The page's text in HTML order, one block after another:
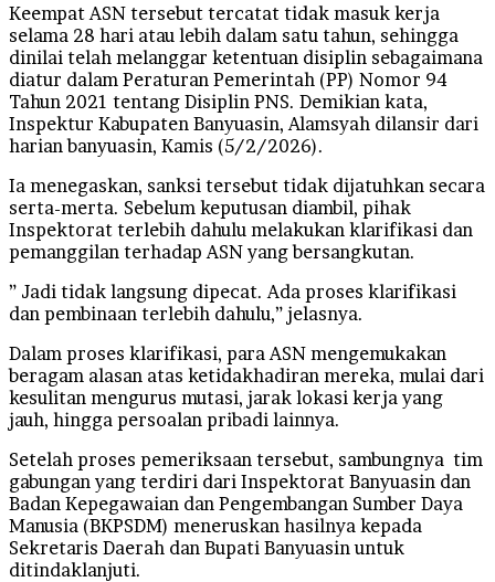
Keempat ASN tersebut tercatat tidak masuk kerja
selama 28 hari atau lebih dalam satu tahun, sehingga
dinilai telah melanggar ketentuan disiplin sebagaimana
diatur dalam Peraturan Pemerintah (PP) Nomor 94
Tahun 2021 tentang Disiplin PNS. Demikian kata,
Inspektur Kabupaten Banyuasin, Alamsyah dilansir dari
harian banyuasin, Kamis (5/2/2026).
Ia menegaskan, sanksi tersebut tidak dijatuhkan secara
serta-merta. Sebelum keputusan diambil, pihak
Inspektorat terlebih dahulu melakukan klarifikasi dan
pemanggilan terhadap ASN yang bersangkutan.
” Jadi tidak langsung dipecat. Ada proses klarifikasi
dan pembinaan terlebih dahulu,” jelasnya.
Dalam proses klarifikasi, para ASN mengemukakan
beragam alasan atas ketidakhadiran mereka, mulai dari
kesulitan mengurus mutasi, jarak lokasi kerja yang
jauh, hingga persoalan pribadi lainnya.
Setelah proses pemeriksaan tersebut, sambungnya tim
gabungan yang terdiri dari Inspektorat Banyuasin dan
Badan Kepegawaian dan Pengembangan Sumber Daya
Manusia (BKPSDM) meneruskan hasilnya kepada
Sekretaris Daerah dan Bupati Banyuasin untuk
ditindaklanjuti.